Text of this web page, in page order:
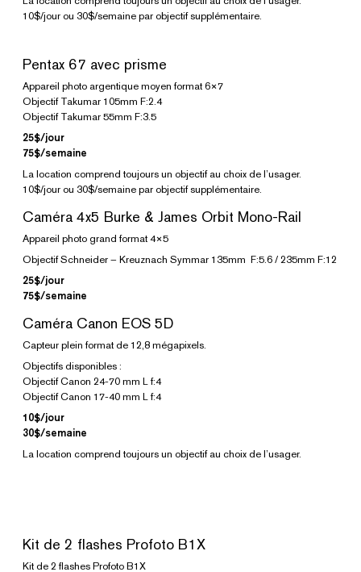
10$/jour ou 30$/semaine par objectif supplémentaire.
Pentax 67 avec prisme
Appareil photo argentique moyen format 6×7
Objectif Takumar 105mm F:2.4
Objectif Takumar 55mm F:3.5
25$/jour
75$/semaine
La location comprend toujours un objectif au choix de l’usager.
10$/jour ou 30$/semaine par objectif supplémentaire.
Caméra 4x5 Burke & James Orbit Mono-Rail
Appareil photo grand format 4×5
Objectif Schneider – Kreuznach Symmar 135mm F:5.6 / 235mm F:12
25$/jour
75$/semaine
Caméra Canon EOS 5D
Capteur plein format de 12,8 mégapixels.
Objectifs disponibles :
Objectif Canon 24-70 mm L f:4
Objectif Canon 17-40 mm L f:4
10$/jour
30$/semaine
La location comprend toujours un objectif au choix de l’usager.
Kit de 2 flashes Profoto B1X
Kit de 2 flashes Profoto B1X